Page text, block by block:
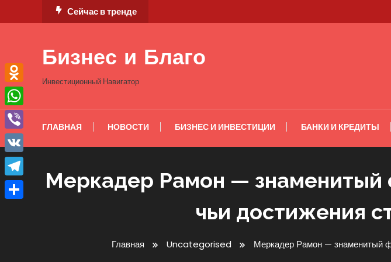
к
Сейчас в тренде
Бизнес и Благо
Инвестиционный Навигатор
ГЛАВНАЯ НОВОСТИ БИЗНЕС И ИНВЕСТИЦИИ БАНКИ И КРЕДИТЫ
Меркадер Рамон — знаменитый
чьи достижения
Главная Uncategorised Меркадер Рамон — знаменитый
Odnoklassniki
WhatsApp
Viber
VK
Telegram